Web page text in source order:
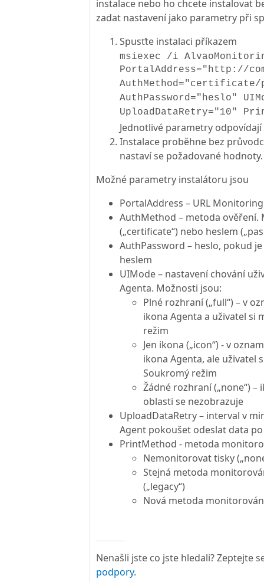
instalace nebo ho chcete instalovat
zadat nastavení jako parametry při
Spusťte instalaci příkazem
msiexec /i
PortalAddress="http://
AuthMethod="certificate/
AuthPassword="heslo"
UploadDataRetry="10"
Jednotlivé parametry odpovídají
Instalace proběhne bez
nastaví se požadované hodnoty.
Možné parametry instalátoru jsou
PortalAddress – URL
AuthMethod – metoda
(„certificate“) nebo heslem
AuthPassword – heslo, pokud
heslem
UIMode – nastavení chování
Agenta. Možnosti jsou:
Plné rozhraní („full“) – v
ikona Agenta a uživatel si
režim
Jen ikona („icon“) - v
ikona Agenta, ale uživatel
Soukromý režim
Žádné rozhraní („none“)
oblasti se nezobrazuje
UploadDataRetry – interval v
Agent pokoušet odeslat data
PrintMethod - metoda
Nemonitorovat tisky
Stejná metoda
(„legacy“)
Nová metoda
Nenašli jste co jste hledali? Zeptejte
podpory.